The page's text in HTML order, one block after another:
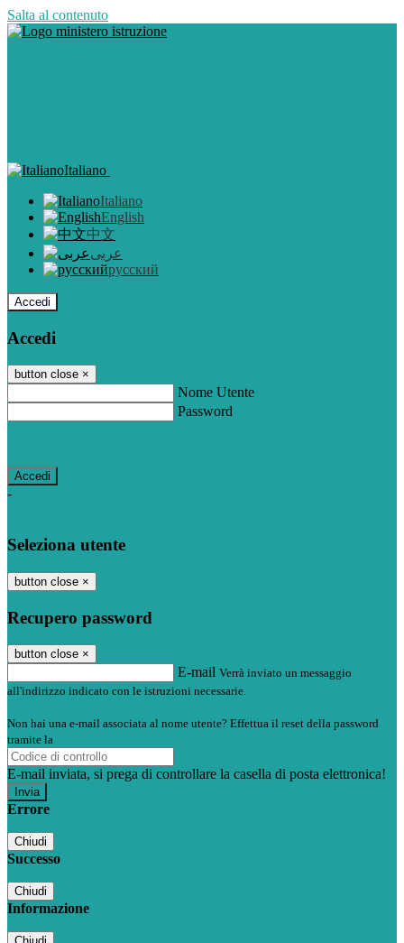
Salta al contenuto
Italiano
Italiano
English
中文
عربى
русский
Accedi
Accedi
button close ×
Nome Utente
Password
-
Seleziona utente
button close ×
Recupero password
button close ×
E-mail Verrà inviato un messaggio
all'indirizzo indicato con le istruzioni necessarie.
Non hai una e-mail associata al nome utente? Effettua il reset della password
tramite la
E-mail inviata, si prega di controllare la casella di posta elettronica!
Errore
Chiudi
Successo
Chiudi
Informazione